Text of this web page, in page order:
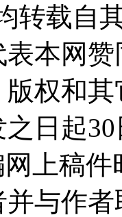
转载自
本网
权和
日起
网上稿
与作